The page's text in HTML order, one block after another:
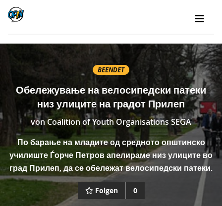
BEENDET
Обележување на велосипедски патеки
низ улиците на градот Прилеп
von Coalition of Youth Organisations SEGA
По барање на младите од средното општинско
училиште Ѓорче Петров апелираме низ улиците во
град Прилеп, да се обележат велосипедски патеки.
Folgen 0